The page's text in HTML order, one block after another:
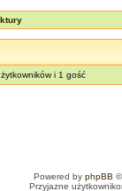
i 1 gość
Powered by phpBB
Przyjazne